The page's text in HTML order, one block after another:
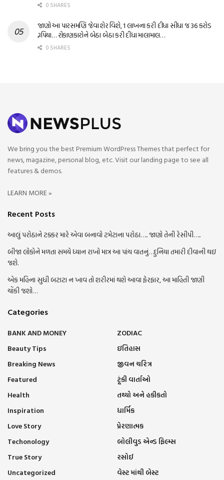
0 SHARES
જાણો આ પારસમણિ જેવા શેર વિશે, 1 લાખના કરી દીધા સીધા જ 36 કરોડ
રૂપિયા… રોકાણકારોને બેઠા બેઠા કરી દીધા માલામાલ…
0 SHARES
We bring you the best Premium WordPress Themes that perfect for
news, magazine, personal blog, etc. Visit our landing page to see all
features & demos.
LEARN MORE »
Recent Posts
આલું પરોઠાને ટક્કર મારે એવા બનાવો ટમેટાના પરોઠા….. જાણો તેની રેસીપી…..
બીજા લોકોને મળતા સમયે ધ્યાન રાખો માત્ર આ પાંચ વાતનું…દુનિયા તમારી દીવાની થઇ
જશે.
એક મહિના સુધી બટાટા ન ખાવ તો શરીરમાં થશે આવા ફેરફાર, આ માહિતી જાણી
ચોંકી જશો…
Categories
BANK AND MONEY
Beauty Tips
Breaking News
Featured
Health
Inspiration
Love Story
Techonology
True Story
Uncategorized
ZODIAC
ઇતિહાસ
જીવન ચરિત્ર
ટૂંકી વાર્તાઓ
તથ્યો અને હકીકતો
ધાર્મિક
પ્રેરણાત્મક
બોલીવુડ એન્ડ ફિલ્મ્સ
રસોઈ
વેસ્ટ માંથી બેસ્ટ